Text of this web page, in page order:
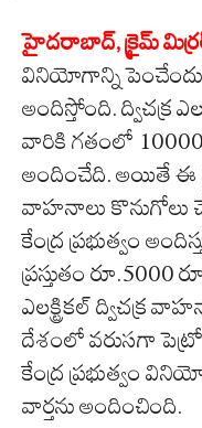
హైద‌రాబాద్‌, క్రైమ్
వినియోగాన్ని
అందిస్తోంది. ద్విచక్ర
వారికి గతంలో 10000
అందించేది. అయితే ఈ
వాహనాలు కొనుగోలు
కేంద్ర ప్రభుత్వం
ప్రస్తుతం రూ.5000
ఎలక్ట్రికల్ ద్విచక్ర
దేశంలో వరుసగా
కేంద్ర ప్రభుత్వం
వార్తను అందించింది.